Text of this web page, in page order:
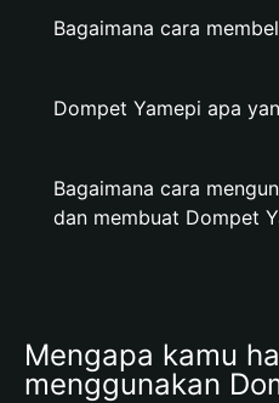
Bagaimana cara
Dompet Yamepi apa
Bagaimana cara
dan membuat Dompet
Mengapa kamu
menggunakan